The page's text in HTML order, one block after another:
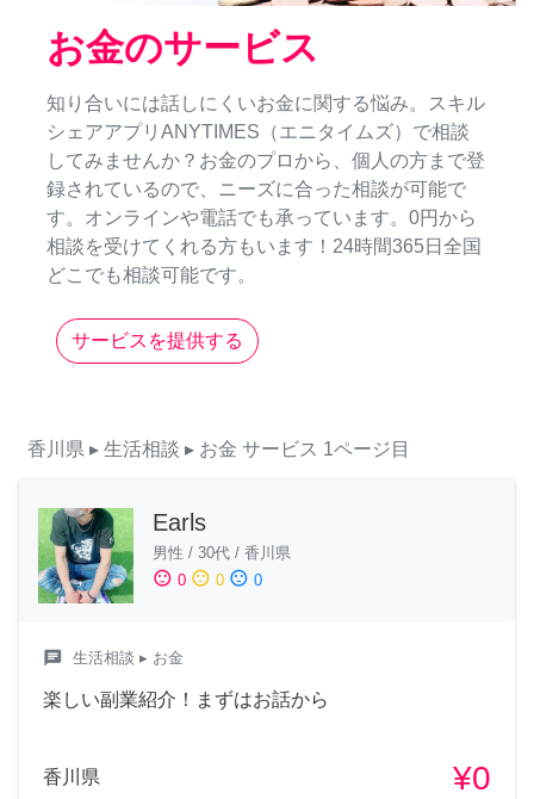
お金のサービス
知り合いには話しにくいお金に関する悩み。スキル
シェアアプリANYTIMES（エニタイムズ）で相談
してみませんか？お金のプロから、個人の方まで登
録されているので、ニーズに合った相談が可能で
す。オンラインや電話でも承っています。0円から
相談を受けてくれる方もいます！24時間365日全国
どこでも相談可能です。
サービスを提供する
香川県 ▸ 生活相談 ▸ お金 サービス 1ページ目
Earls
男性 / 30代 / 香川県
sentiment_satisfied 0 sentiment_neutral 0 sentiment_dissatisfied 0
chat 生活相談 ▸ お金
楽しい副業紹介！まずはお話から
香川県 ¥0